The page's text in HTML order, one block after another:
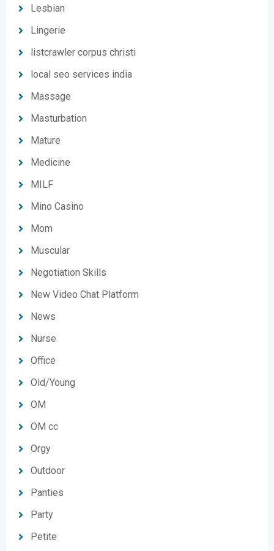
Lesbian
Lingerie
listcrawler corpus christi
local seo services india
Massage
Masturbation
Mature
Medicine
MILF
Mino Casino
Mom
Muscular
Negotiation Skills
New Video Chat Platform
News
Nurse
Office
Old/Young
OM
OM cc
Orgy
Outdoor
Panties
Party
Petite